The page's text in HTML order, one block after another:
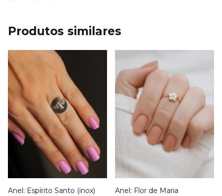
Produtos similares
Anel: Espírito Santo (inox) Anel: Flor de Maria